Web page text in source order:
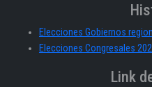
Elecciones Gobiernos
Elecciones Congresales
Link